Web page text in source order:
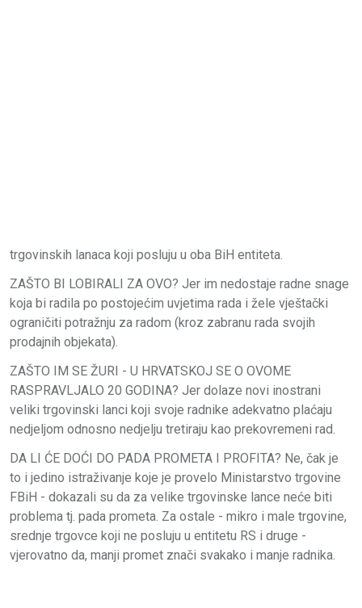
trgovinskih lanaca koji posluju u oba BiH entiteta.
ZAŠTO BI LOBIRALI ZA OVO? Jer im nedostaje radne snage
koja bi radila po postojećim uvjetima rada i žele vještački
ograničiti potražnju za radom (kroz zabranu rada svojih
prodajnih objekata).
ZAŠTO IM SE ŽURI - U HRVATSKOJ SE O OVOME
RASPRAVLJALO 20 GODINA? Jer dolaze novi inostrani
veliki trgovinski lanci koji svoje radnike adekvatno plaćaju
nedjeljom odnosno nedjelju tretiraju kao prekovremeni rad.
DA LI ĆE DOĆI DO PADA PROMETA I PROFITA? Ne, čak je
to i jedino istraživanje koje je provelo Ministarstvo trgovine
FBiH - dokazali su da za velike trgovinske lance neće biti
problema tj. pada prometa. Za ostale - mikro i male trgovine,
srednje trgovce koji ne posluju u entitetu RS i druge -
vjerovatno da, manji promet znači svakako i manje radnika.